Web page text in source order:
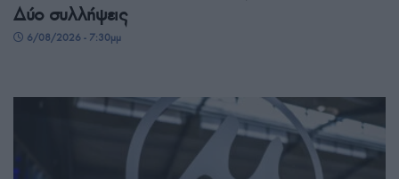
Δύο συλλήψεις
6/08/2026 - 7:30μμ